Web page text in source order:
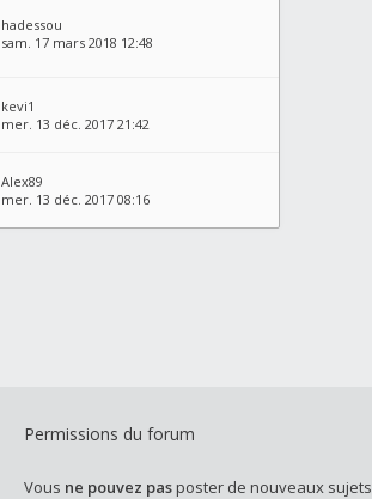
hadessou
sam. 17 mars 2018 12:48
kevi1
mer. 13 déc. 2017 21:42
Alex89
mer. 13 déc. 2017 08:16
Permissions du forum
Vous ne pouvez pasposter de nouveaux sujets